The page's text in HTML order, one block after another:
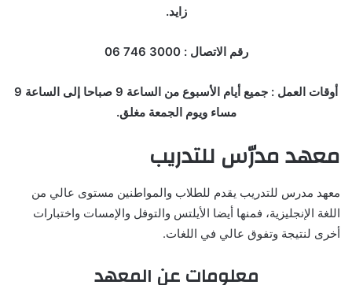
زايد.
رقم الاتصال : 3000 746 06
أوقات العمل : جميع أيام الأسبوع من الساعة 9 صباحا إلى الساعة 9
مساء ويوم الجمعة مغلق.
معهد مدرّس للتدريب
معهد مدرس للتدريب يقدم للطلاب والمواطنين مستوى عالي من
اللغة الإنجليزية، فمنها أيضا الأيلتس والتوفل والإمسات واختبارات
أخرى لنتيجة وتفوق عالي في اللغات.
معلومات عن المعهد